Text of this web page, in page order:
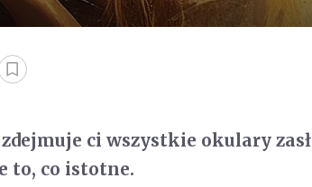
ci wszystkie okulary
to, co istotne.